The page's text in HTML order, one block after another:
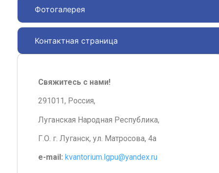
Фотогалерея
Контактная страница
Свяжитесь с нами!
291011, Россия,
Луганская Народная Республика,
Г.О. г. Луганск, ул. Матросова, 4а
e-mail: kvantorium.lgpu@yandex.ru